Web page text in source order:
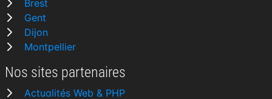
Brest
Gent
Dijon
Montpellier
Nos sites partenaires
Actualités Web & PHP